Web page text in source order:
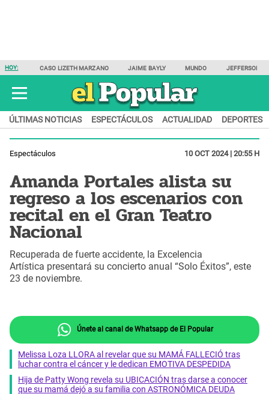
HOY: CASO LIZETH MARZANO JAIME BAYLY MUNDO JEFFERSON
ÚLTIMAS NOTICIAS ESPECTÁCULOS ACTUALIDAD DEPORTES
Espectáculos 10 OCT 2024 | 20:55 H
Amanda Portales alista su
regreso a los escenarios con
recital en el Gran Teatro
Nacional
Recuperada de fuerte accidente, la Excelencia
Artística presentará su concierto anual “Solo Éxitos”, este
23 de noviembre.
Únete al canal de Whatsapp de El Popular
Melissa Loza LLORA al revelar que su MAMÁ FALLECIÓ tras
luchar contra el cáncer y le dedican EMOTIVA DESPEDIDA
Hija de Patty Wong revela su UBICACIÓN tras darse a conocer
que su mamá dejó a su familia con ASTRONÓMICA DEUDA